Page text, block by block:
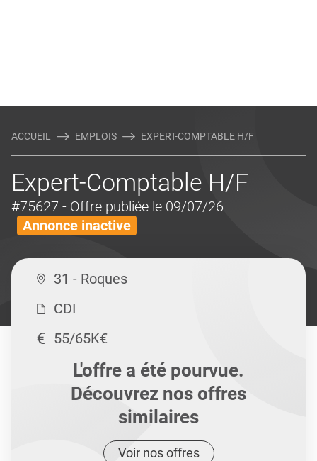
ACCUEIL EMPLOIS EXPERT-COMPTABLE H/F
Expert-Comptable H/F
#75627 - Offre publiée le 09/07/26
Annonce inactive
31 - Roques
CDI
55/65K€
L'offre a été pourvue.
Découvrez nos offres
similaires
Voir nos offres